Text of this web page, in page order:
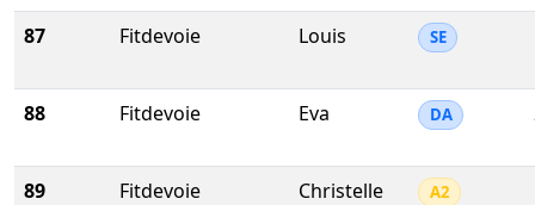
87 Fitdevoie Louis SE
88 Fitdevoie Eva DA
89 Fitdevoie Christelle A2